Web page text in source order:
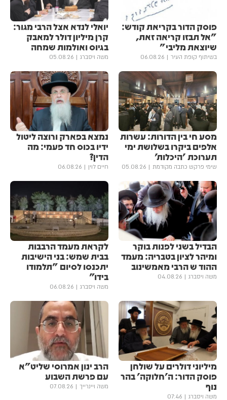
פוסק הדור בקריאת קודש:
"אל תבזו קריאה זאת,
שיוצאת מליבי"
בשיתוף קופת העיר 06.08.26
יואלי לנדא אצל הרבי מגור:
קרן מיליון דולר למאבק
בגיוס ואולמות שמחה
משה ויסברג 05.08.26
מסע חי בין הדורות: עשרות
אלפים ביקרו בשלושת ימי
תערוכת 'היכלות'
שימי פרקש כתבה מקודמת 05.08.26
נמצא בפארק ורוצה ליטול
ידיו בכוס חד פעמי: מה
הדין?
חיים לוין 06.08.26
הבדיל בשני לפנות בוקר
ומיהר לציון בטבריה: מעמד
ההוד ש הרבי מאמשינוב
משה ויסברג 04.08.26
לקראת מעמד הרבבות
בבית שמש: בני הישיבות
יתכנסו לסיום "תלמודו
בידו"
משה ויסברג 06.08.26
מיליוני דולרים על שולחן
פוסק הדור: ה'חלוקה' בהר
נוף
משה ויסברג 07:46
הרב ינון אמרוסי שליט"א
עם פרשת השבוע
משה ויינרייך 07.08.26